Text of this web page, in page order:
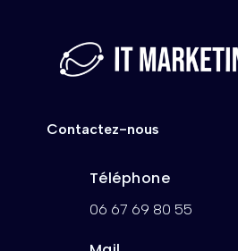
Contactez-nous
Téléphone
06 67 69 80 55